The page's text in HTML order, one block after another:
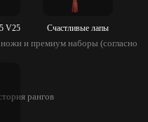
V25 Счастливые лапы
и премиум наборы (согласно
рангов